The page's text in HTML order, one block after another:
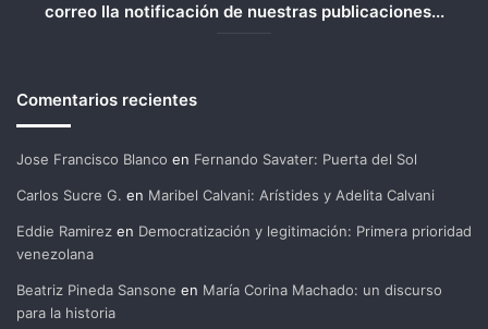
correo lla notificación de nuestras publicaciones...
Comentarios recientes
Jose Francisco Blanco en Fernando Savater: Puerta del Sol
Carlos Sucre G. en Maribel Calvani: Arístides y Adelita Calvani
Eddie Ramirez en Democratización y legitimación: Primera prioridad
venezolana
Beatriz Pineda Sansone en María Corina Machado: un discurso
para la historia